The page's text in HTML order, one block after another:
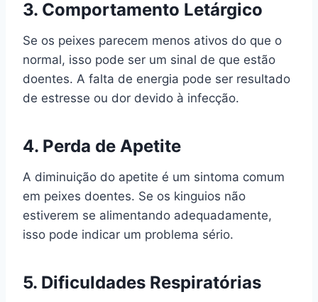
3. Comportamento Letárgico
Se os peixes parecem menos ativos do que o
normal, isso pode ser um sinal de que estão
doentes. A falta de energia pode ser resultado
de estresse ou dor devido à infecção.
4. Perda de Apetite
A diminuição do apetite é um sintoma comum
em peixes doentes. Se os kinguios não
estiverem se alimentando adequadamente,
isso pode indicar um problema sério.
5. Dificuldades Respiratórias